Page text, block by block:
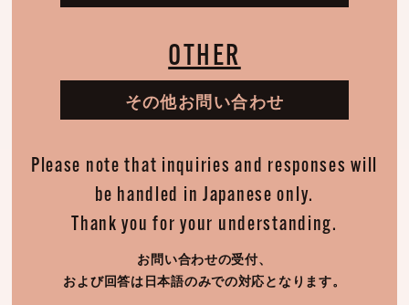
OTHER
その他お問い合わせ
Please note that inquiries and responses will
be handled in Japanese only.
Thank you for your understanding.
お問い合わせの受付、
および回答は日本語のみでの対応となります。